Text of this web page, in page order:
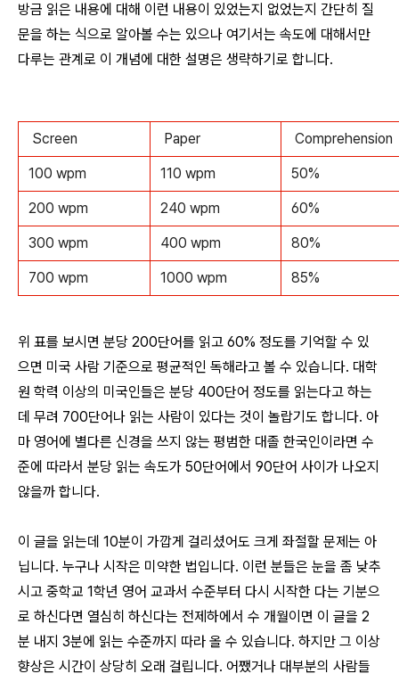
방금 읽은 내용에 대해 이런 내용이 있었는지 없었는지 간단히 질
문을 하는 식으로 알아볼 수는 있으나 여기서는 속도에 대해서만
다루는 관계로 이 개념에 대한 설명은 생략하기로 합니다.
Screen Paper Comprehension
100 wpm 110 wpm 50%
200 wpm 240 wpm 60%
300 wpm 400 wpm 80%
700 wpm 1000 wpm 85%
위 표를 보시면 분당 200단어를 읽고 60% 정도를 기억할 수 있
으면 미국 사람 기준으로 평균적인 독해라고 볼 수 있습니다. 대학
원 학력 이상의 미국인들은 분당 400단어 정도를 읽는다고 하는
데 무려 700단어나 읽는 사람이 있다는 것이 놀랍기도 합니다. 아
마 영어에 별다른 신경을 쓰지 않는 평범한 대졸 한국인이라면 수
준에 따라서 분당 읽는 속도가 50단어에서 90단어 사이가 나오지
않을까 합니다.
이 글을 읽는데 10분이 가깝게 걸리셨어도 크게 좌절할 문제는 아
닙니다. 누구나 시작은 미약한 법입니다. 이런 분들은 눈을 좀 낮추
시고 중학교 1학년 영어 교과서 수준부터 다시 시작한 다는 기분으
로 하신다면 열심히 하신다는 전제하에서 수 개월이면 이 글을 2
분 내지 3분에 읽는 수준까지 따라 올 수 있습니다. 하지만 그 이상
향상은 시간이 상당히 오래 걸립니다. 어쨌거나 대부분의 사람들